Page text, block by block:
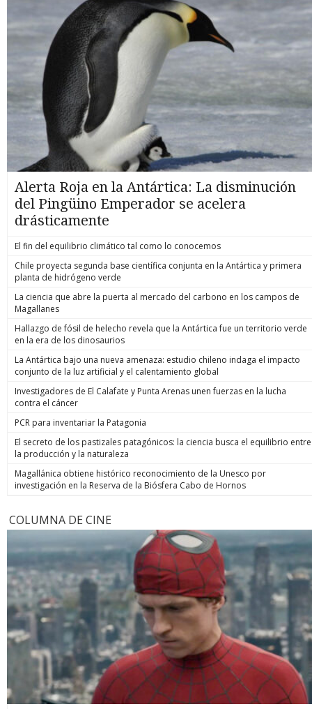
Alerta Roja en la Antártica: La disminución
del Pingüino Emperador se acelera
drásticamente
El fin del equilibrio climático tal como lo conocemos
Chile proyecta segunda base científica conjunta en la Antártica y primera
planta de hidrógeno verde
La ciencia que abre la puerta al mercado del carbono en los campos de
Magallanes
Hallazgo de fósil de helecho revela que la Antártica fue un territorio verde
en la era de los dinosaurios
La Antártica bajo una nueva amenaza: estudio chileno indaga el impacto
conjunto de la luz artificial y el calentamiento global
Investigadores de El Calafate y Punta Arenas unen fuerzas en la lucha
contra el cáncer
PCR para inventariar la Patagonia
El secreto de los pastizales patagónicos: la ciencia busca el equilibrio entre
la producción y la naturaleza
Magallánica obtiene histórico reconocimiento de la Unesco por
investigación en la Reserva de la Biósfera Cabo de Hornos
COLUMNA DE CINE